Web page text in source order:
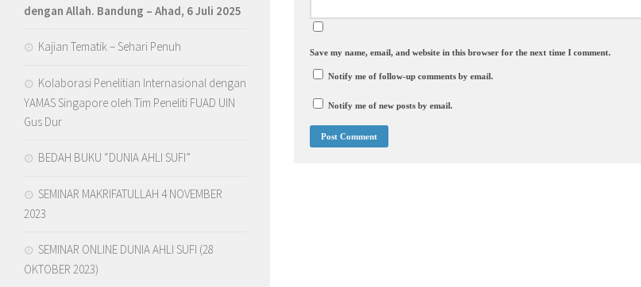
Save my name, email, and website in this browser for the next time I comment.
Notify me of follow-up comments by email.
Notify me of new posts by email.
dengan Allah. Bandung – Ahad, 6 Juli 2025
Kajian Tematik – Sehari Penuh
Kolaborasi Penelitian Internasional dengan
YAMAS Singapore oleh Tim Peneliti FUAD UIN
Gus Dur
BEDAH BUKU “DUNIA AHLI SUFI”
SEMINAR MAKRIFATULLAH 4 NOVEMBER
2023
SEMINAR ONLINE DUNIA AHLI SUFI (28
OKTOBER 2023)